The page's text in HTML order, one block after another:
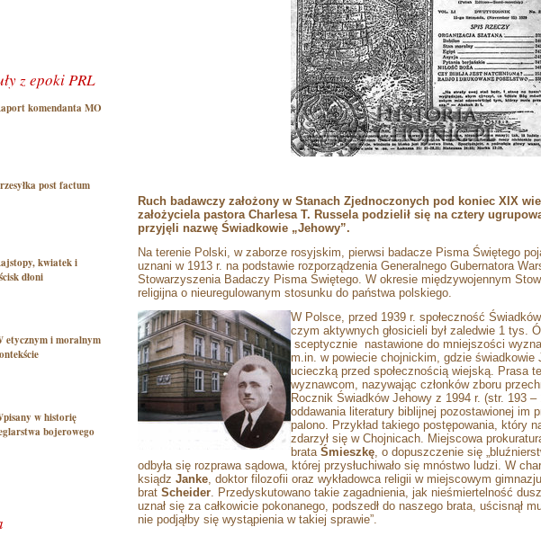
z epoki PRL
Raport komendanta MO
Przesyłka post factum
i
dłoni
bojerowego
Ruch badawczy założony w Stanach Zjednoczonych pod koniec XIX
założyciela pastora Charlesa T. Russela podzielił się na cztery
przyjęli nazwę Świadkowie „Jehowy”.
Na terenie Polski, w zaborze rosyjskim, pierwsi badacze Pisma Świętego
uznani w 1913 r. na podstawie rozporządzenia Generalnego Gubernatora
Stowarzyszenia Badaczy Pisma Świętego. W okresie międzywojennym
religijna o nieuregulowanym stosunku do państwa polskiego.
W Polsce, przed 1939 r. społeczność
czym aktywnych głosicieli był zaledwie 1 tys.
sceptycznie nastawione do mniejszości
m.in. w powiecie chojnickim, gdzie
ucieczką przed społecznością wiejską. Prasa
wyznawcom, nazywając członków zboru
Rocznik Świadków Jehowy z 1994 r. (str. 193
oddawania literatury biblijnej pozostawionej im
palono. Przykład takiego postępowania, który
zdarzył się w Chojnicach. Miejscowa
brata Śmieszkę, o dopuszczenie się
odbyła się rozprawa sądowa, której przysłuchiwało się mnóstwo ludzi. W
ksiądz Janke, doktor filozofii oraz wykładowca religii w miejscowym
brat Scheider. Przedyskutowano takie zagadnienia, jak nieśmiertelność
uznał się za całkowicie pokonanego, podszedł do naszego brata, uścisnął
nie podjąłby się wystąpienia w takiej sprawie”.